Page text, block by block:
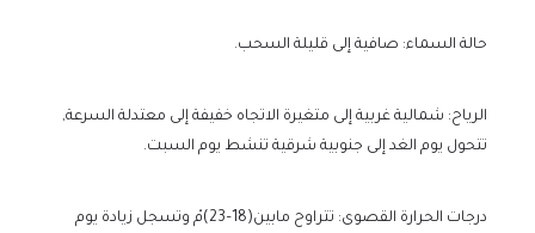
حالة السماء: صافية إلى قليلة السحب.
الرياح: شمالية غربية إلى متغيرة الاتجاه خفيفة إلى معتدلة السرعة,
تتحول يوم الغد إلى جنوبية شرقية تنشط يوم السبت.
درجات الحرارة القصوى: تتراوح مابين(18–23)مْ وتسجل زيادة يوم